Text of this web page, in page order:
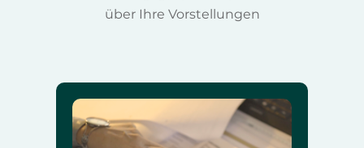
über Ihre Vorstellungen